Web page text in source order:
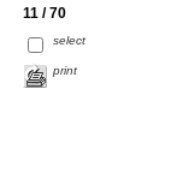
11 / 70
select
print